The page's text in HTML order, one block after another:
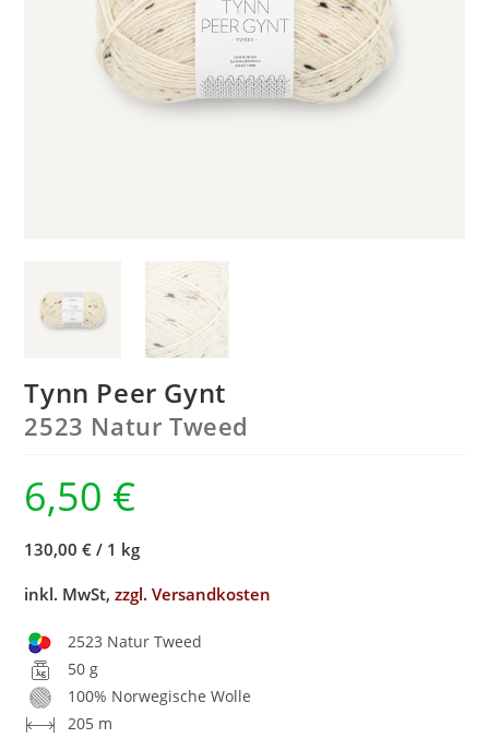
Tynn Peer Gynt
2523 Natur Tweed
6,50 €
130,00 € / 1 kg
inkl. MwSt,zzgl. Versandkosten
2523 Natur Tweed
50 g
100% Norwegische Wolle
205 m